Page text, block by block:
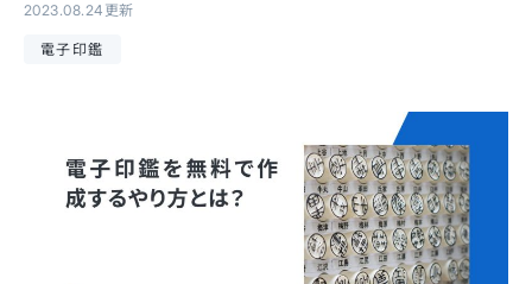
2023.08.24更新
電子印鑑